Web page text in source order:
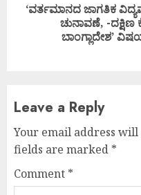
‘ವರ್ತಮಾನದ ಜಾಗತಿಕ
ಚುನಾವಣೆ, -
ಬಾಂಗ್ಲಾದೇಶ’
Leave a Reply
Your email address
fields are marked *
Comment *